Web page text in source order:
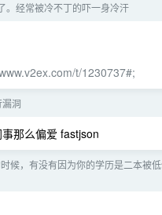
。经常被冷不丁的吓一身冷汗
t/1230737#;
洞
那么偏爱 fastjson
候，有没有因为你的学历是二本被